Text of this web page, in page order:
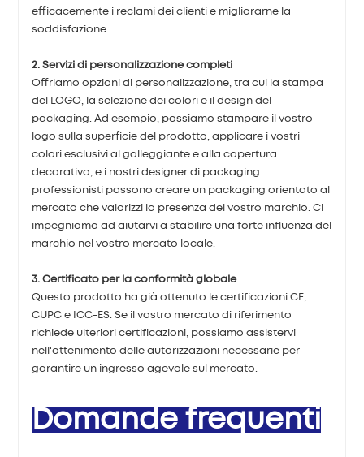
efficacemente i reclami dei clienti e migliorarne la
soddisfazione.
2. Servizi di personalizzazione completi
Offriamo opzioni di personalizzazione, tra cui la stampa
del LOGO, la selezione dei colori e il design del
packaging. Ad esempio, possiamo stampare il vostro
logo sulla superficie del prodotto, applicare i vostri
colori esclusivi al galleggiante e alla copertura
decorativa, e i nostri designer di packaging
professionisti possono creare un packaging orientato al
mercato che valorizzi la presenza del vostro marchio. Ci
impegniamo ad aiutarvi a stabilire una forte influenza del
marchio nel vostro mercato locale.
3. Certificato per la conformità globale
Questo prodotto ha già ottenuto le certificazioni CE,
CUPC e ICC-ES. Se il vostro mercato di riferimento
richiede ulteriori certificazioni, possiamo assistervi
nell'ottenimento delle autorizzazioni necessarie per
garantire un ingresso agevole sul mercato.
Domande frequenti